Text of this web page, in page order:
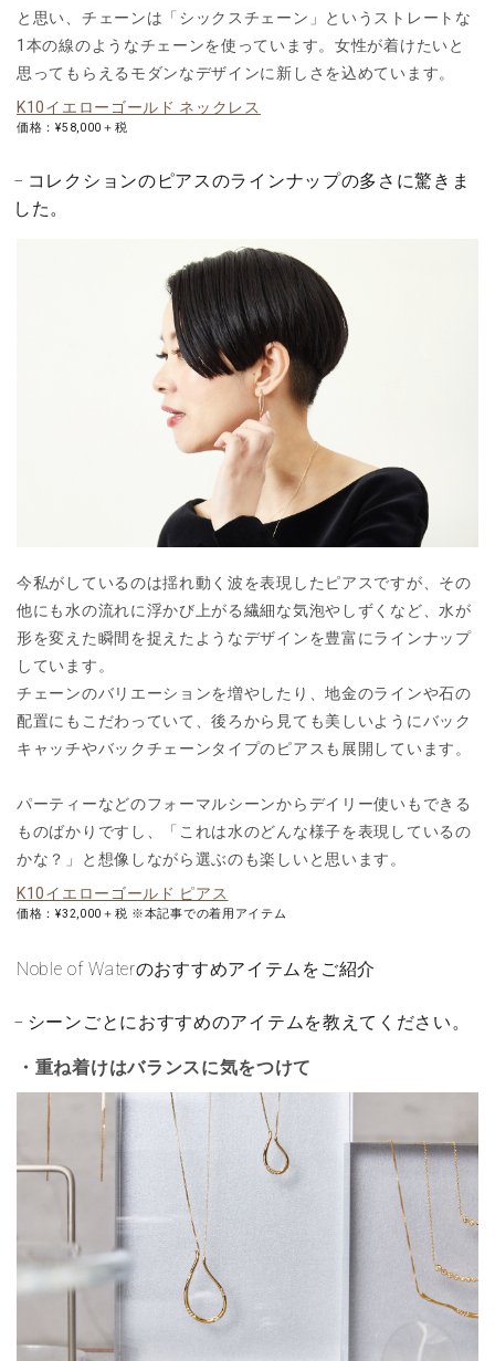
と思い、チェーンは「シックスチェーン」というストレートな
1本の線のようなチェーンを使っています。女性が着けたいと
思ってもらえるモダンなデザインに新しさを込めています。
K10イエローゴールド ネックレス
価格：¥58,000＋税
コレクションのピアスのラインナップの多さに驚きま
した。
今私がしているのは揺れ動く波を表現したピアスですが、その
他にも水の流れに浮かび上がる繊細な気泡やしずくなど、水が
形を変えた瞬間を捉えたようなデザインを豊富にラインナップ
しています。
チェーンのバリエーションを増やしたり、地金のラインや石の
配置にもこだわっていて、後ろから見ても美しいようにバック
キャッチやバックチェーンタイプのピアスも展開しています。
パーティーなどのフォーマルシーンからデイリー使いもできる
ものばかりですし、「これは水のどんな様子を表現しているの
かな？」と想像しながら選ぶのも楽しいと思います。
K10イエローゴールド ピアス
価格：¥32,000＋税 ※本記事での着用アイテム
Noble of Waterのおすすめアイテムをご紹介
シーンごとにおすすめのアイテムを教えてください。
・重ね着けはバランスに気をつけて